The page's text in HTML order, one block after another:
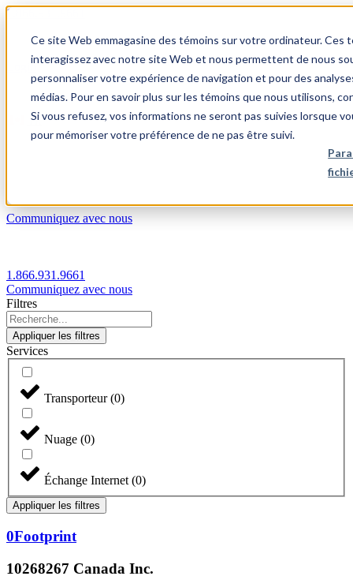
Ce site Web emmagasine des témoins sur votre ordinateur.
interagissez avec notre site Web et nous permettent de nous
personnaliser votre expérience de navigation et pour des
médias. Pour en savoir plus sur les témoins que nous utilisons,
Si vous refusez, vos informations ne seront pas suivies lorsque
pour mémoriser votre préférence de ne pas être suivi.
1.866.931.9661
Login
FR
Communiquez avec nous
1.866.931.9661
Communiquez avec nous
Filtres
Appliquer les filtres
Services
Transporteur(0)
Nuage (0)
Échange Internet (0)
Appliquer les filtres
0Footprint
10268267 Canada Inc.